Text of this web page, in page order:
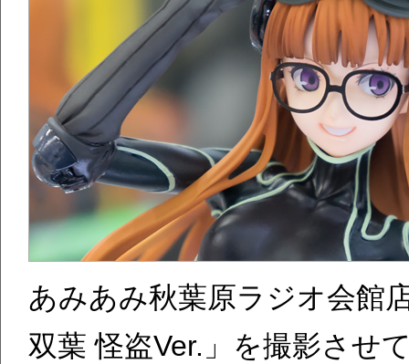
あみあみ秋葉原ラジオ会館
双葉 怪盗Ver.」を撮影させ